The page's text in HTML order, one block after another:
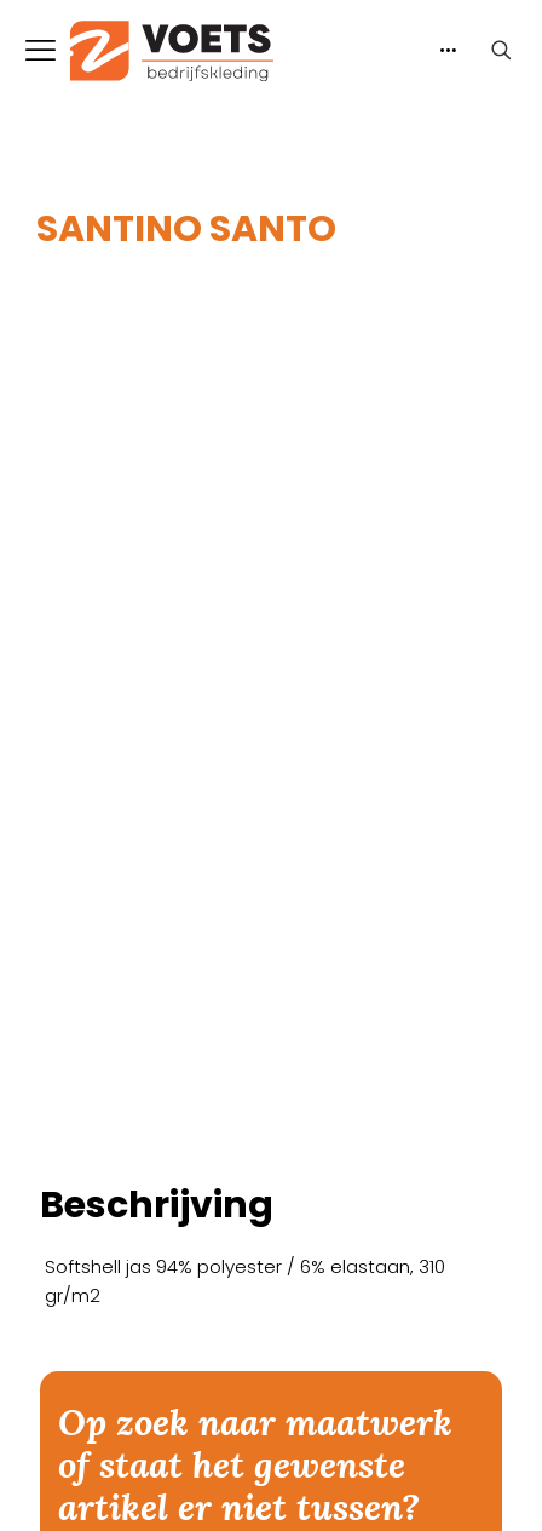
SANTINO SANTO
Beschrijving
Softshell jas 94% polyester / 6% elastaan, 310
gr/m2
Op zoek naar maatwerk
of staat het gewenste
artikel er niet tussen?